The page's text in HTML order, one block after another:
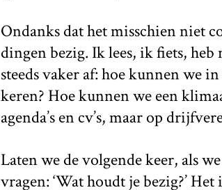
Ondanks dat het misschien niet
dingen bezig. Ik lees, ik fiets,
steeds vaker af: hoe kunnen we
keren? Hoe kunnen we een
agenda’s en cv’s, maar op
Laten we de volgende keer, als
vragen: ‘Wat houdt je bezig?’